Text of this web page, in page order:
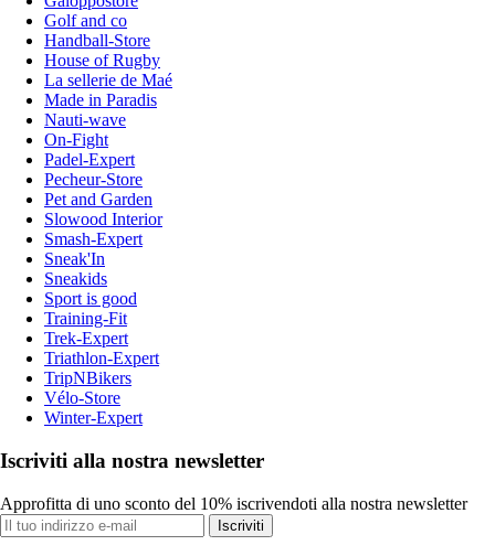
Golf and co
Handball-Store
House of Rugby
La sellerie de Maé
Made in Paradis
Nauti-wave
On-Fight
Padel-Expert
Pecheur-Store
Pet and Garden
Slowood Interior
Smash-Expert
Sneak'In
Sneakids
Sport is good
Training-Fit
Trek-Expert
Triathlon-Expert
TripNBikers
Vélo-Store
Winter-Expert
Iscriviti alla nostra newsletter
Approfitta di uno sconto del 10% iscrivendoti alla nostra newsletter
Iscriviti